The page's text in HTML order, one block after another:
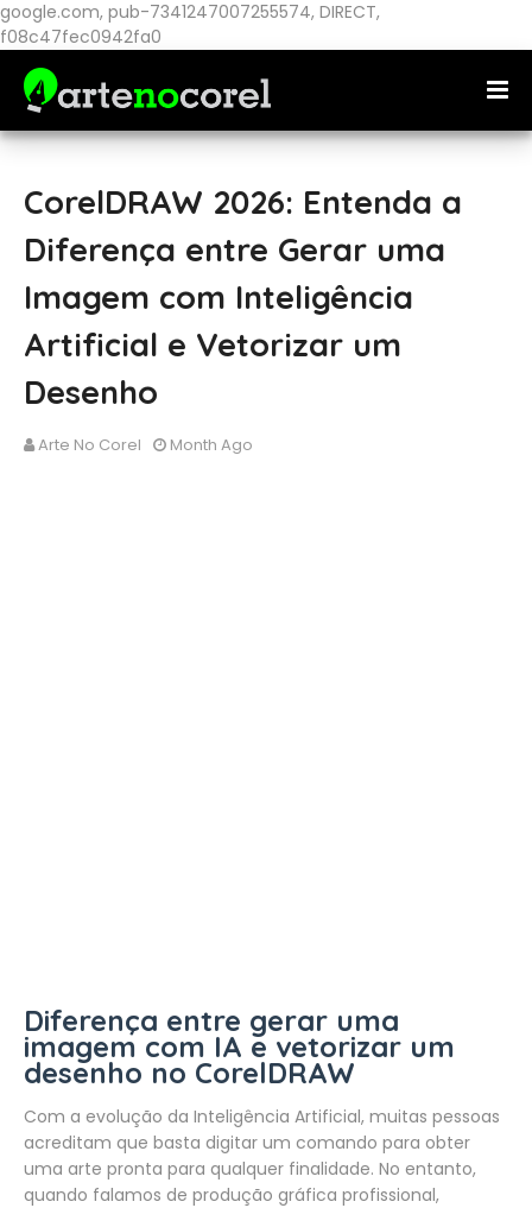
google.com, pub-7341247007255574, DIRECT,
f08c47fec0942fa0
CorelDRAW 2026: Entenda a
Diferença entre Gerar uma
Imagem com Inteligência
Artificial e Vetorizar um
Desenho
Arte No Corel Month Ago
Diferença entre gerar uma
imagem com IA e vetorizar um
desenho no CorelDRAW
Com a evolução da Inteligência Artificial, muitas pessoas
acreditam que basta digitar um comando para obter
uma arte pronta para qualquer finalidade. No entanto,
quando falamos de produção gráfica profissional,